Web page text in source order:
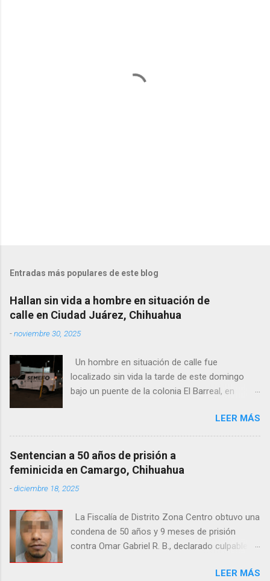
Entradas más populares de este blog
Hallan sin vida a hombre en situación de
calle en Ciudad Juárez, Chihuahua
-noviembre 30, 2025
Un hombre en situación de calle fue
localizado sin vida la tarde de este domingo
bajo un puente de la colonia El Barreal, en
de las calles 20 de Noviembre y Ramón Corona,
donde vecinos reportaron la presencia del
cuerpo. Elementos ministeriales y peritos de la
Fiscalía Zona Norte confirmaron que el
fallecido no presentaba huellas de violencia.
Habitantes de la zona señalaron que el hombre
desconocen su identidad.
LEER MÁS
Sentencian a 50 años de prisión a
feminicida en Camargo, Chihuahua
-diciembre 18, 2025
La Fiscalía de Distrito Zona Centro obtuvo una
condena de 50 años y 9 meses de prisión
contra Omar Gabriel R. B., declarado culpable
ocurrido en julio de 2021 en Camargo. DeLEER MÁS